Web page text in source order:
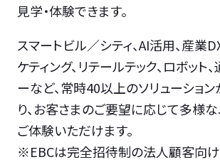
見学・体験できます。
スマートビル／シティ、AI活用、産業
ケティング、リテールテック、ロボット
ーなど、常時40以上のソリューショ
り、お客さまのご要望に応じて多様
ご体験いただけます。
※EBCは完全招待制の法人顧客向け